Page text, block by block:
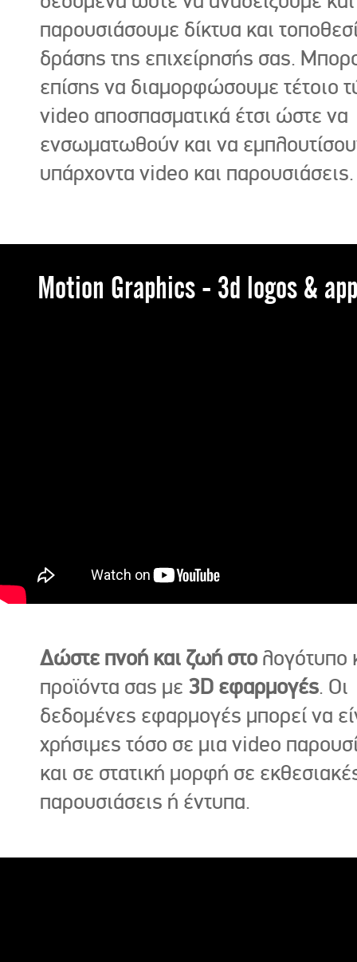
παρουσιάσουμε δίκτυα και
δράσης της επιχείρησής σας.
επίσης να διαμορφώσουμε τέτοιο
video αποσπασματικά έτσι ώστε να
ενσωματωθούν και να
υπάρχοντα video και παρουσιάσεις.
Motion Graphics - 3d logos &
Δώστε πνοή και ζωή στο λογότυπο
προϊόντα σας με 3D εφαρμογές. Οι
δεδομένες εφαρμογές μπορεί να
χρήσιμες τόσο σε μια video
και σε στατική μορφή σε
παρουσιάσεις ή έντυπα.